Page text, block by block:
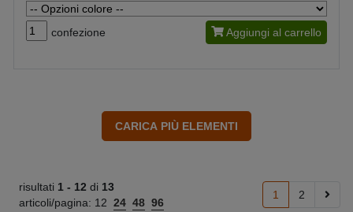
confezione Aggiungi al carrello
risultati 1 - 12 di 13
articoli/pagina: 12 24 48 96
1 2